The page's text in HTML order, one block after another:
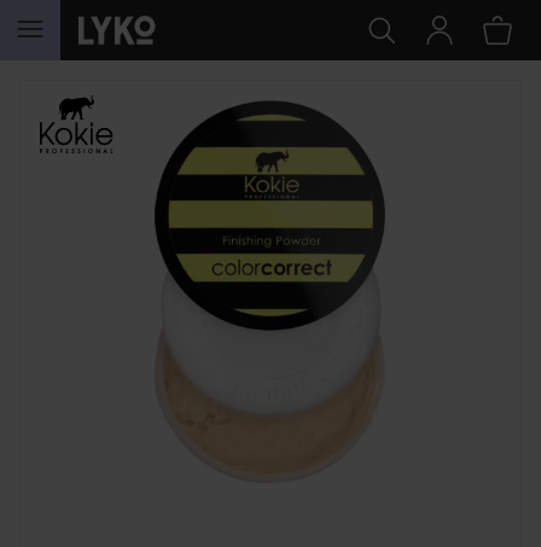
GÅ TIL INDHOLD